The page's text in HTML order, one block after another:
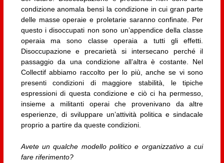
condizione anomala bensì la condizione in cui gran parte
delle masse operaie e proletarie saranno confinate. Per
questo i disoccupati non sono un’appendice della classe
operaia ma sono classe operaia a tutti gli effetti.
Disoccupazione e precarietà si intersecano perché il
passaggio da una condizione all’altra è costante. Nel
Collectif abbiamo raccolto per lo più, anche se vi sono
presenti condizioni di maggiore stabilità, le tipiche
espressioni di questa condizione e ciò ci ha permesso,
insieme a militanti operai che provenivano da altre
esperienze, di sviluppare un’attività politica e sindacale
proprio a partire da queste condizioni.
Avete un qualche modello politico e organizzativo a cui
fare riferimento?